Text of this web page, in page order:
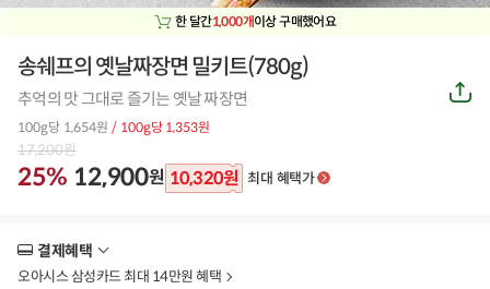
한 달간1,000개이상 구매했어요
송쉐프의 옛날짜장면 밀키트(780g)
추억의 맛 그대로 즐기는 옛날 짜장면
100g당 1,654원 / 100g당 1,353원
17,200원
25% 12,900원 10,320원 최대 혜택가
공
유
결제혜택
보
오아시스 삼성카드 최대 14만원 혜택